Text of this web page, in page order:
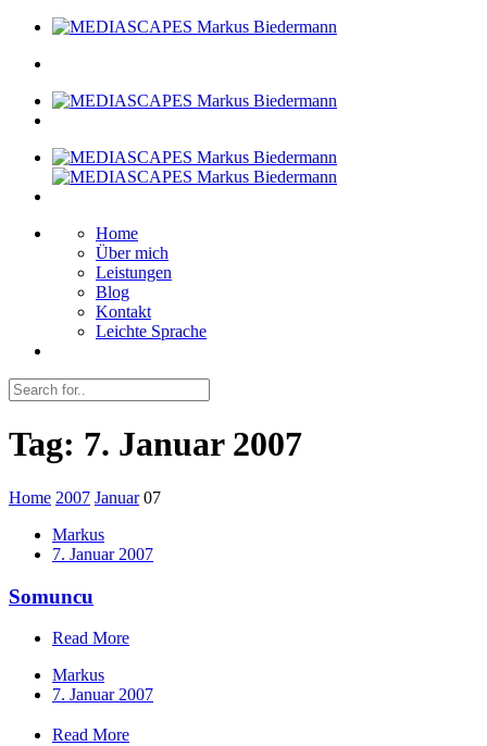
Home
Über mich
Leistungen
Blog
Kontakt
Leichte Sprache
Tag: 7. Januar 2007
Home 2007 Januar 07
Markus
7. Januar 2007
Somuncu
Read More
Markus
7. Januar 2007
Read More